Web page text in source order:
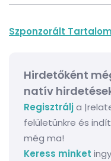
Szponzorált Tartalom
Hirdetőként
natív
Regisztrálja
felületünkre és
még ma!
Keress minket